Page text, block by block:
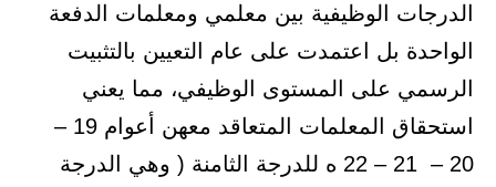
الدرجات الوظيفية بين معلمي ومعلمات الدفعة
الواحدة بل اعتمدت على عام التعيين بالتثبيت
الرسمي على المستوى الوظيفي، مما يعني
استحقاق المعلمات المتعاقد معهن أعوام 19 –
20 – 21 – 22 ه للدرجة الثامنة ( وهي الدرجة